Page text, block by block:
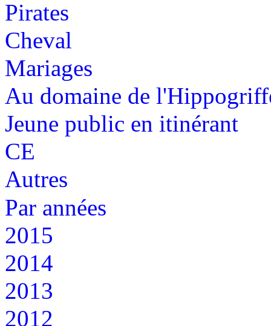
Pirates
Cheval
Mariages
Au domaine de
Jeune public en itinérant
CE
Autres
Par années
2015
2014
2013
2012